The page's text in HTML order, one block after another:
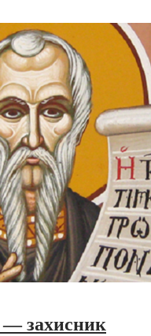
— захисник